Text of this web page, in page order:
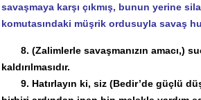
savaşmaya karşı çıkmış, bunun yerine
komutasındaki müşrik ordusuyla savaş
8. (Zalimlerle savaşmanızın amacı,)
kaldırılmasıdır.
9. Hatırlayın ki, siz (Bedir’de güçlü